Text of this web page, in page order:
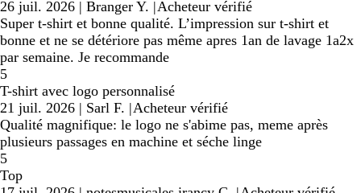
26 juil. 2026 | Branger Y. |Acheteur vérifié
Super t-shirt et bonne qualité. L’impression sur t-shirt et
bonne et ne se détériore pas même apres 1an de lavage 1a2x
par semaine. Je recommande
5
T-shirt avec logo personnalisé
21 juil. 2026 | Sarl F. |Acheteur vérifié
Qualité magnifique: le logo ne s'abime pas, meme après
plusieurs passages en machine et séche linge
5
Top